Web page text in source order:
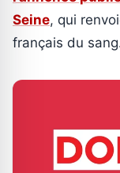
Seine, qui
français du